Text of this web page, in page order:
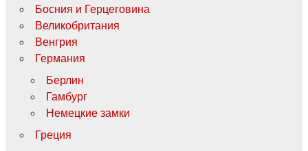
Босния и Герцеговина
Великобритания
Венгрия
Германия
Берлин
Гамбург
Немецкие замки
Греция